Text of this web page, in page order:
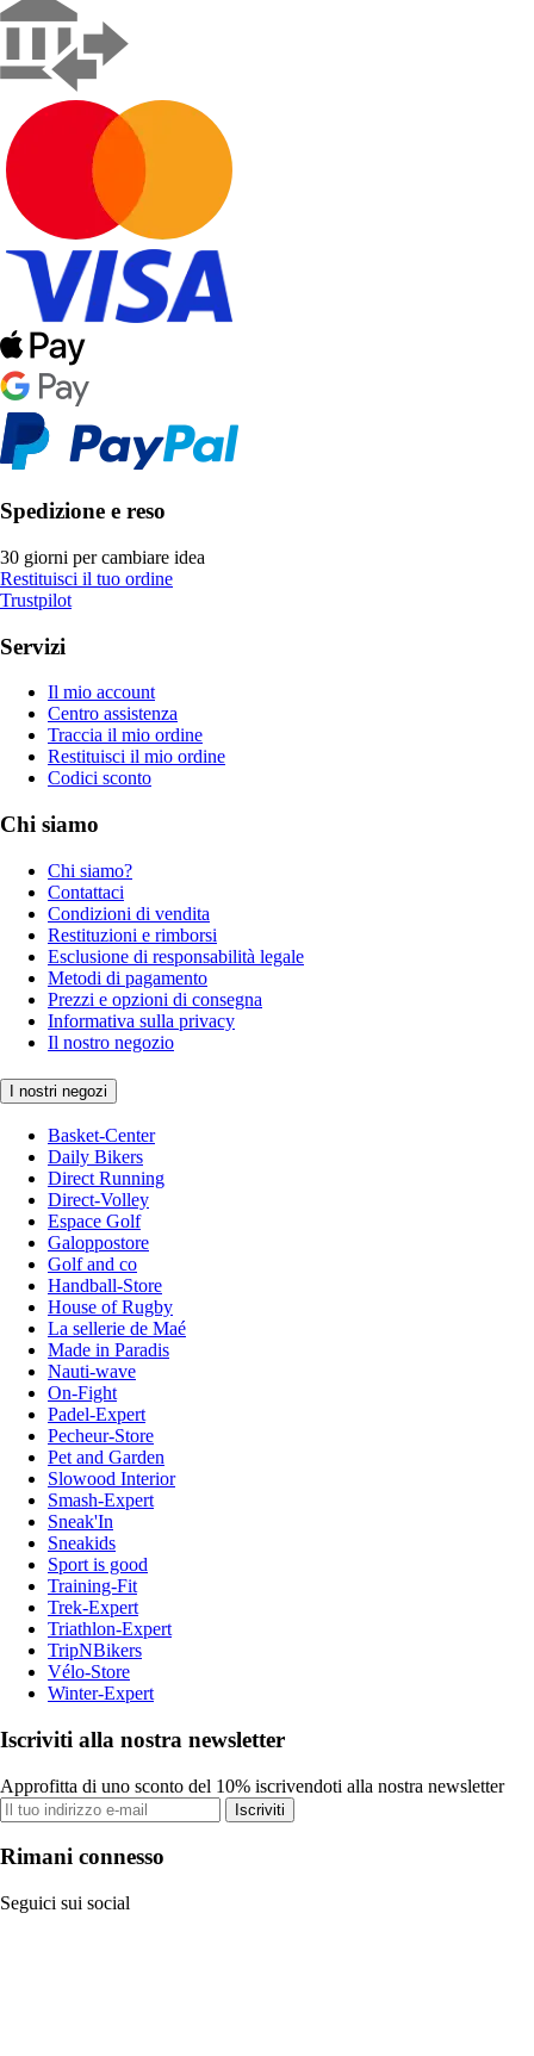
Spedizione e reso
30 giorni per cambiare idea
Restituisci il tuo ordine
Trustpilot
Servizi
Il mio account
Centro assistenza
Traccia il mio ordine
Restituisci il mio ordine
Codici sconto
Chi siamo
Chi siamo?
Contattaci
Condizioni di vendita
Restituzioni e rimborsi
Esclusione di responsabilità legale
Metodi di pagamento
Prezzi e opzioni di consegna
Informativa sulla privacy
Il nostro negozio
I nostri negozi
Basket-Center
Daily Bikers
Direct Running
Direct-Volley
Espace Golf
Galoppostore
Golf and co
Handball-Store
House of Rugby
La sellerie de Maé
Made in Paradis
Nauti-wave
On-Fight
Padel-Expert
Pecheur-Store
Pet and Garden
Slowood Interior
Smash-Expert
Sneak'In
Sneakids
Sport is good
Training-Fit
Trek-Expert
Triathlon-Expert
TripNBikers
Vélo-Store
Winter-Expert
Iscriviti alla nostra newsletter
Approfitta di uno sconto del 10% iscrivendoti alla nostra newsletter
Iscriviti
Rimani connesso
Seguici sui social